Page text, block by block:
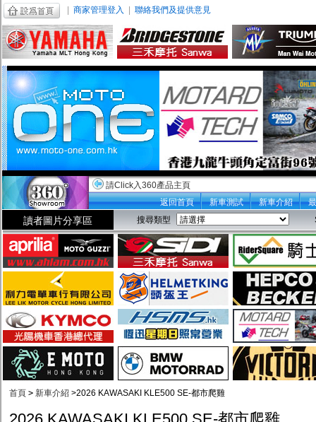
商家管理登入 聯絡我們及提供意見
請Click入360產品主頁
返回首頁
新車測試 新車介紹
讀者圖片分享區 搜尋類型
首頁 > 新車介紹 >2026 KAWASAKI KLE500 SE-都市爬雞